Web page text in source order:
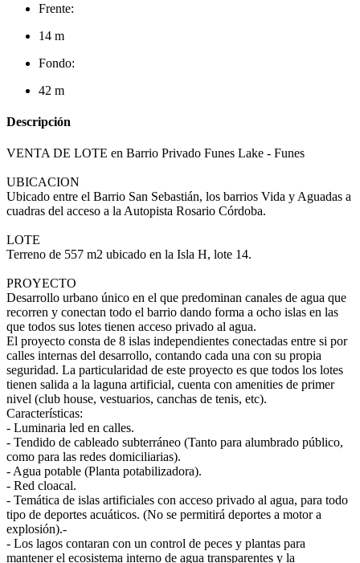
Frente:
14 m
Fondo:
42 m
Descripción
VENTA DE LOTE en Barrio Privado Funes Lake - Funes
UBICACION
Ubicado entre el Barrio San Sebastián, los barrios Vida y Aguadas a
cuadras del acceso a la Autopista Rosario Córdoba.
LOTE
Terreno de 557 m2 ubicado en la Isla H, lote 14.
PROYECTO
Desarrollo urbano único en el que predominan canales de agua que
recorren y conectan todo el barrio dando forma a ocho islas en las
que todos sus lotes tienen acceso privado al agua.
El proyecto consta de 8 islas independientes conectadas entre si por
calles internas del desarrollo, contando cada una con su propia
seguridad. La particularidad de este proyecto es que todos los lotes
tienen salida a la laguna artificial, cuenta con amenities de primer
nivel (club house, vestuarios, canchas de tenis, etc).
Características:
- Luminaria led en calles.
- Tendido de cableado subterráneo (Tanto para alumbrado público,
como para las redes domiciliarias).
- Agua potable (Planta potabilizadora).
- Red cloacal.
- Temática de islas artificiales con acceso privado al agua, para todo
tipo de deportes acuáticos. (No se permitirá deportes a motor a
explosión).-
- Los lagos contaran con un control de peces y plantas para
mantener el ecosistema interno de agua transparentes y la